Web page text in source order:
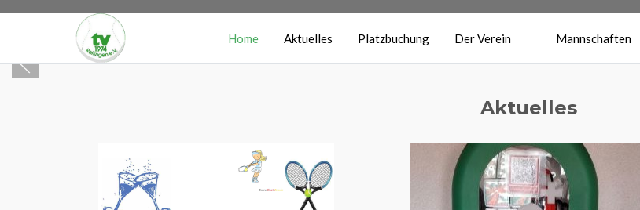
Home Aktuelles Platzbuchung Der Verein Mannschaften
Aktuelles